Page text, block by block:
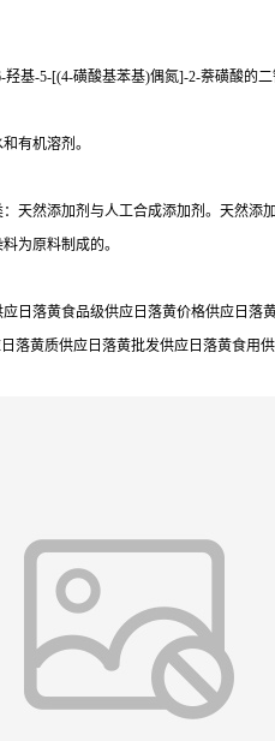
基-5-[(4-磺酸基苯基)偶氮]-2-萘磺酸的
有机溶剂。
天然添加剂与人工合成添加剂。天然
为原料制成的。
日落黄食品级供应日落黄价格供应日
落黄质供应日落黄批发供应日落黄食用